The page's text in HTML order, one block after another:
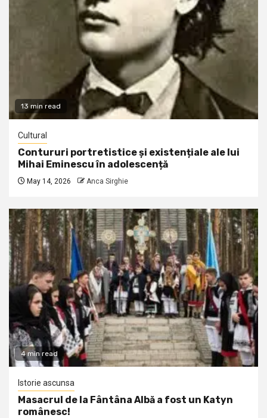
13 min read
Cultural
Contururi portretistice și existențiale ale lui
Mihai Eminescu în adolescență
May 14, 2026 Anca Sirghie
4 min read
Istorie ascunsa
Masacrul de la Fântâna Albă a fost un Katyn
românesc!